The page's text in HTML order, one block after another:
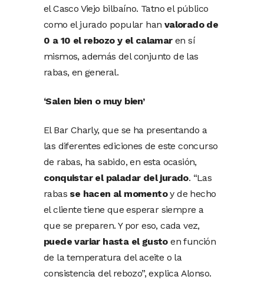
el Casco Viejo bilbaíno. Tatno el público
como el jurado popular han valorado de
0 a 10 el rebozo y el calamaren sí
mismos, además del conjunto de las
rabas, en general.
‘Salen bien o muy bien’
El Bar Charly, que se ha presentando a
las diferentes ediciones de este concurso
de rabas, ha sabido, en esta ocasión,
conquistar el paladar del jurado. “Las
rabas se hacen al momentoy de hecho
el cliente tiene que esperar siempre a
que se preparen. Y por eso, cada vez,
puede variar hasta el gustoen función
de la temperatura del aceite o la
consistencia del rebozo”, explica Alonso.